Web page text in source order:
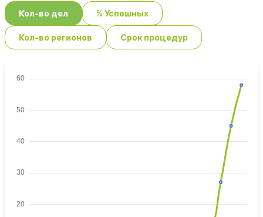
Кол-во дел % Успешных
Кол-во регионов Срок процедур